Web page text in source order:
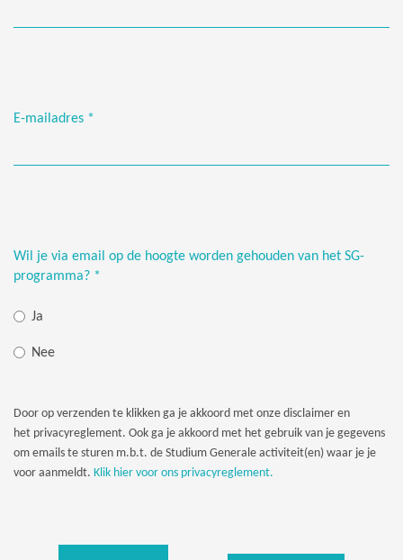
E-mailadres *
Wil je via email op de hoogte worden gehouden van het SG-
programma? *
Ja
Nee
Door op verzenden te klikken ga je akkoord met onze disclaimer en
het privacyreglement. Ook ga je akkoord met het gebruik van je gegevens
om emails te sturen m.b.t. de Studium Generale activiteit(en) waar je je
voor aanmeldt. Klik hier voor ons privacyreglement.